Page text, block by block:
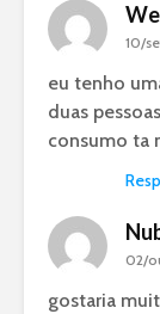
10/
eu tenho
duas
consumo ta
02/
gostaria